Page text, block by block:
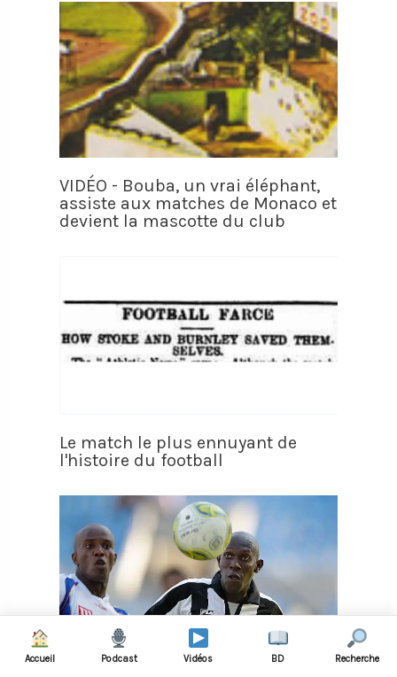
VIDÉO - Bouba, un vrai éléphant,
assiste aux matches de Monaco et
devient la mascotte du club
Le match le plus ennuyant de
l'histoire du football
Accueil Podcast Vidéos BD Recherche